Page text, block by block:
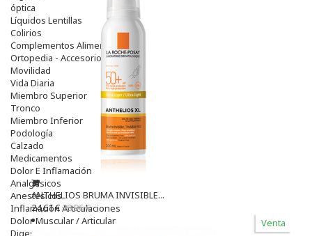
óptica
Líquidos Lentillas
Colirios
Complementos Alimentarios.
Ortopedia - Accesorios
Movilidad
Vida Diaria
Miembro Superior
Tronco
Miembro Inferior
Podología
Calzado
Medicamentos
Dolor E Inflamación
Analgésicos
Anestésicos
Inflamación Articulaciones
Dolor Muscular / Articular
Digestivo
ANTHELIOS BRUMA INVISIBLE...
24,61 €28,96 €
Venta